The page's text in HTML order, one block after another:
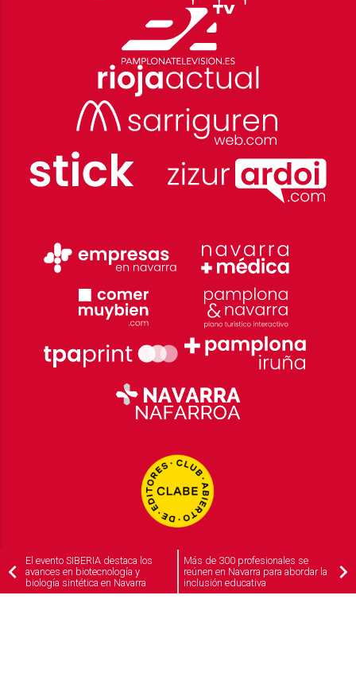
El evento SIBERIA destaca los
avances en biotecnología y
biología sintética en Navarra
Más de 300 profesionales se
reúnen en Navarra para abordar la
inclusión educativa